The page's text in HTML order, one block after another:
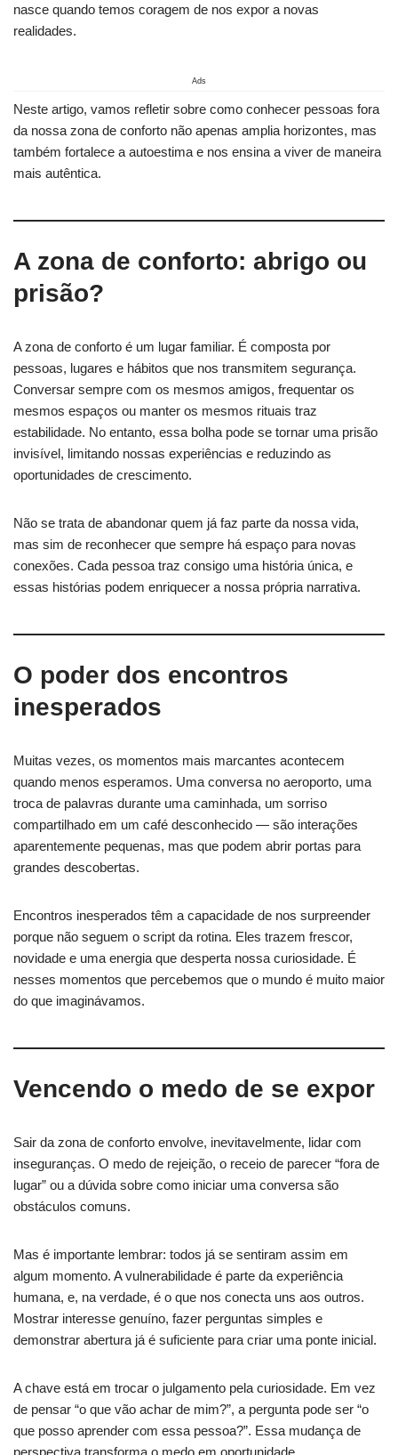
nasce quando temos coragem de nos expor a novas
realidades.
Ads
Neste artigo, vamos refletir sobre como conhecer pessoas fora
da nossa zona de conforto não apenas amplia horizontes, mas
também fortalece a autoestima e nos ensina a viver de maneira
mais autêntica.
A zona de conforto: abrigo ou
prisão?
A zona de conforto é um lugar familiar. É composta por
pessoas, lugares e hábitos que nos transmitem segurança.
Conversar sempre com os mesmos amigos, frequentar os
mesmos espaços ou manter os mesmos rituais traz
estabilidade. No entanto, essa bolha pode se tornar uma prisão
invisível, limitando nossas experiências e reduzindo as
oportunidades de crescimento.
Não se trata de abandonar quem já faz parte da nossa vida,
mas sim de reconhecer que sempre há espaço para novas
conexões. Cada pessoa traz consigo uma história única, e
essas histórias podem enriquecer a nossa própria narrativa.
O poder dos encontros
inesperados
Muitas vezes, os momentos mais marcantes acontecem
quando menos esperamos. Uma conversa no aeroporto, uma
troca de palavras durante uma caminhada, um sorriso
compartilhado em um café desconhecido — são interações
aparentemente pequenas, mas que podem abrir portas para
grandes descobertas.
Encontros inesperados têm a capacidade de nos surpreender
porque não seguem o script da rotina. Eles trazem frescor,
novidade e uma energia que desperta nossa curiosidade. É
nesses momentos que percebemos que o mundo é muito maior
do que imaginávamos.
Vencendo o medo de se expor
Sair da zona de conforto envolve, inevitavelmente, lidar com
inseguranças. O medo de rejeição, o receio de parecer “fora de
lugar” ou a dúvida sobre como iniciar uma conversa são
obstáculos comuns.
Mas é importante lembrar: todos já se sentiram assim em
algum momento. A vulnerabilidade é parte da experiência
humana, e, na verdade, é o que nos conecta uns aos outros.
Mostrar interesse genuíno, fazer perguntas simples e
demonstrar abertura já é suficiente para criar uma ponte inicial.
A chave está em trocar o julgamento pela curiosidade. Em vez
de pensar “o que vão achar de mim?”, a pergunta pode ser “o
que posso aprender com essa pessoa?”. Essa mudança de
perspectiva transforma o medo em oportunidade.